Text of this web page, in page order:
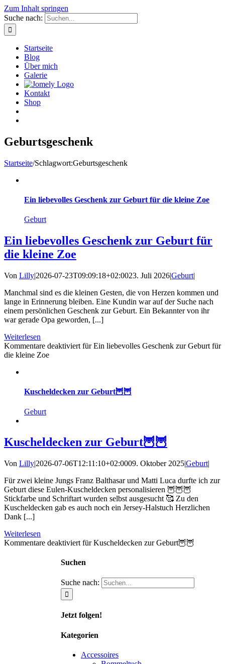
Zum Inhalt springen
Suche nach:
Startseite
Blog
Über mich
Galerie
Kontakt
Shop
Geburtsgeschenk
Startseite/Schlagwort:Geburtsgeschenk
Ein liebevolles Geschenk zur Geburt für die kleine Zoe
Geburt
Ein liebevolles Geschenk zur Geburt für
die kleine Zoe
Von Lilly|2026-07-23T09:09:18+02:0023. Juli 2026|Geburt|
Manchmal sind es die kleinen Gesten, die von Herzen kommen und
lange in Erinnerung bleiben. Eine Kundin war auf der Suche nach
einem persönlichen Geschenk zur Geburt. Ein Bekannter von ihr
war gerade Opa geworden, [...]
Weiterlesen
Kommentare deaktiviert für Ein liebevolles Geschenk zur Geburt für
die kleine Zoe
Kuscheldecken zur Geburt🦉🦉
Geburt
Kuscheldecken zur Geburt🦉🦉
Von Lilly|2026-07-06T12:11:10+02:0009. Oktober 2025|Geburt|
Für zwei kleine Jungs Franz Balthasar und Matti Luca durfte ich zur
Geburt diese Eulen-Kuscheldecken personalisieren 🦉🦉🦉
Stickfarbe und Schriftart wurden selbst ausgesucht 🥰 Zu den
Kuscheldecken gab es auch noch ein Jersey-Halstuch Herzlichen
Dank [...]
Weiterlesen
Kommentare deaktiviert für Kuscheldecken zur Geburt🦉🦉
Suchen
Suche nach:
Jetzt folgen!
Kategorien
Accessoires